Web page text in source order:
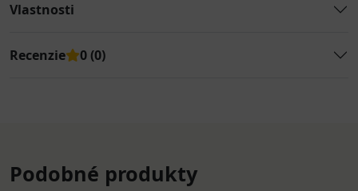
Vlastnosti
Recenzie 0 (0)
Podobné produkty